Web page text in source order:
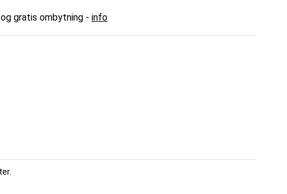
gratis ombytning - info